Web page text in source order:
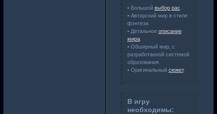
• Большой выбор рас
• Авторский мир в стиле
фэнтези.
• Детальное описание
мира.
• Обширный мир, с
разработанной системой
образования.
• Оригинальный сюжет.
В игру
необходимы: